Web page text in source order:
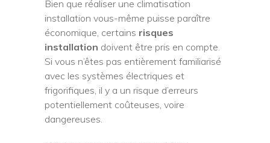
Bien que réaliser une climatisation
installation vous-même puisse paraître
économique, certains risques
installation doivent être pris en compte.
Si vous n’êtes pas entièrement familiarisé
avec les systèmes électriques et
frigorifiques, il y a un risque d’erreurs
potentiellement coûteuses, voire
dangereuses.